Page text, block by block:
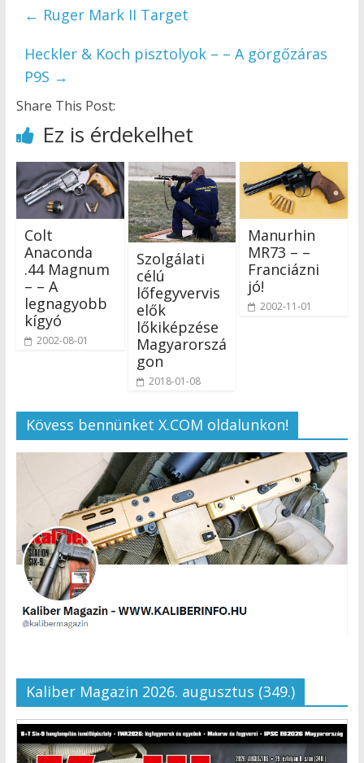
← Ruger Mark II Target
Heckler & Koch pisztolyok – – A görgőzáras
P9S →
Share This Post:
Ez is érdekelhet
Colt
Anaconda
.44 Magnum
– – A
legnagyobb
kígyó
2002-08-01
Szolgálati
célú
lőfegyvervis
elők
lőkiképzése
Magyarorszá
gon
2018-01-08
Manurhin
MR73 – –
Franciázni
jó!
2002-11-01
Kövess bennünket X.COM oldalunkon!
Kaliber Magazin 2026. augusztus (349.)